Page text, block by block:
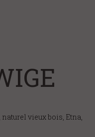
vieux bois, Etna,